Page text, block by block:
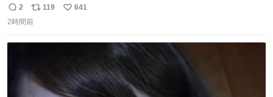
の毛にガブリと嚙みついたのは、「髪切」という真っ黒な
モンスター。顔をアップでみるとちょっと怖い、正体不明
「アニマル＆モンスター」展にて8/23まで展示していま
返
信
2
リ
ポ
119
い
641
2時間前